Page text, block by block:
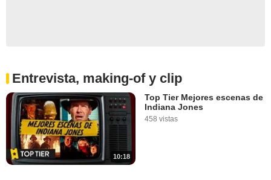
Entrevista, making-of y clip
10:18
Top Tier Mejores escenas de
Indiana Jones
458 vistas